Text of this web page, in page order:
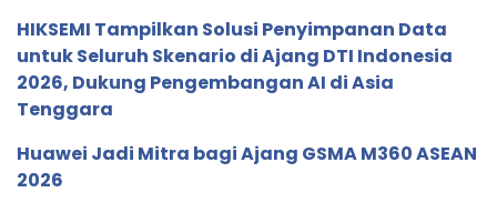
HIKSEMI Tampilkan Solusi Penyimpanan Data
untuk Seluruh Skenario di Ajang DTI Indonesia
2026, Dukung Pengembangan AI di Asia
Tenggara
Huawei Jadi Mitra bagi Ajang GSMA M360 ASEAN
2026